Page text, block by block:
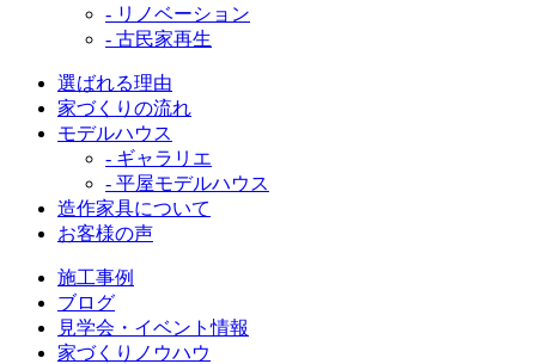
- リノベーション
- 古民家再生
選ばれる理由
家づくりの流れ
モデルハウス
- ギャラリエ
- 平屋モデルハウス
造作家具について
お客様の声
施工事例
ブログ
見学会・イベント情報
家づくりノウハウ